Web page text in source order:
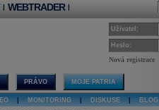
| WEBTRADER |
Uživatel:
Heslo:
Nová registrace
PRÁVO MOJE PATRIA
MONITORING DISKUSE BLOG